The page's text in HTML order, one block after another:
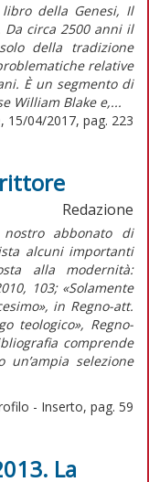
della Genesi, Il
Da circa 2500 anni il
della tradizione
relative
È un segmento di
William Blake e,...
15/04/2017, pag. 223
Redazione
abbonato di
alcuni importanti
alla modernità:
103; «Solamente
in Regno-att.
teologico», Regno-
comprende
selezione
- Inserto, pag. 59
La